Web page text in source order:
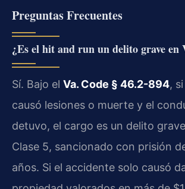
Preguntas Frecuentes
¿Es el hit and run un delito grave en
Sí. Bajo el Va. Code § 46.2-894,
causó lesiones o muerte y el
detuvo, el cargo es un delito
Clase 5, sancionado con prisión
años. Si el accidente solo causó